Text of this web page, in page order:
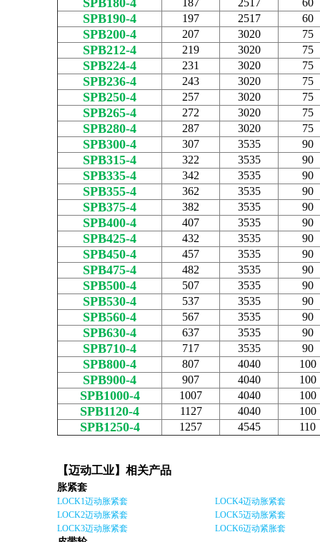
SPB180-4 187 2517 60
SPB190-4 197 2517 60
SPB200-4 207 3020 75
SPB212-4 219 3020 75
SPB224-4 231 3020 75
SPB236-4 243 3020 75
SPB250-4 257 3020 75
SPB265-4 272 3020 75
SPB280-4 287 3020 75
SPB300-4 307 3535 90
SPB315-4 322 3535 90
SPB335-4 342 3535 90
SPB355-4 362 3535 90
SPB375-4 382 3535 90
SPB400-4 407 3535 90
SPB425-4 432 3535 90
SPB450-4 457 3535 90
SPB475-4 482 3535 90
SPB500-4 507 3535 90
SPB530-4 537 3535 90
SPB560-4 567 3535 90
SPB630-4 637 3535 90
SPB710-4 717 3535 90
SPB800-4 807 4040 100
SPB900-4 907 4040 100
SPB1000-4 1007 4040 100
SPB1120-4 1127 4040 100
SPB1250-4 1257 4545 110
【迈动工业】相关产品
胀紧套
LOCK1迈动胀紧套
LOCK4迈动胀紧套
LOCK2迈动胀紧套
LOCK5迈动胀紧套
LOCK3迈动胀紧套
LOCK6迈动紧胀套